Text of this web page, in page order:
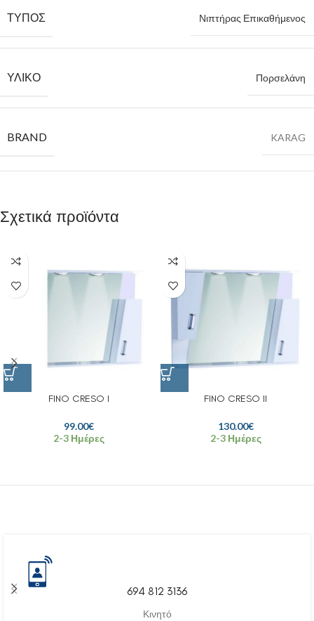
ΤΎΠΟΣ Νιπτήρας Επικαθήμενος
ΥΛΙΚΌ Πορσελάνη
BRAND KARAG
Σχετικά προϊόντα
FINO CRESO I
99.00€
2-3 Ημέρες
FINO CRESO II
130.00€
2-3 Ημέρες
694 812 3136
Κινητό